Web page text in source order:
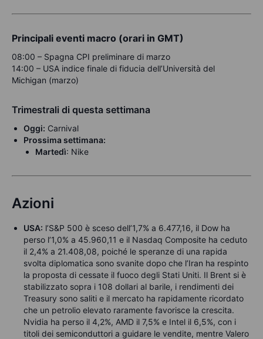
Principali eventi macro (orari in GMT)
08:00 – Spagna CPI preliminare di marzo
14:00 – USA indice finale di fiducia dell’Università del
Michigan (marzo)
Trimestrali di questa settimana
Oggi: Carnival
Prossima settimana:
Martedì: Nike
Azioni
USA: l’S&P 500 è sceso dell’1,7% a 6.477,16, il Dow ha
perso l’1,0% a 45.960,11 e il Nasdaq Composite ha ceduto
il 2,4% a 21.408,08, poiché le speranze di una rapida
svolta diplomatica sono svanite dopo che l’Iran ha respinto
la proposta di cessate il fuoco degli Stati Uniti. Il Brent si è
stabilizzato sopra i 108 dollari al barile, i rendimenti dei
Treasury sono saliti e il mercato ha rapidamente ricordato
che un petrolio elevato raramente favorisce la crescita.
Nvidia ha perso il 4,2%, AMD il 7,5% e Intel il 6,5%, con i
titoli dei semiconduttori a guidare le vendite, mentre Valero